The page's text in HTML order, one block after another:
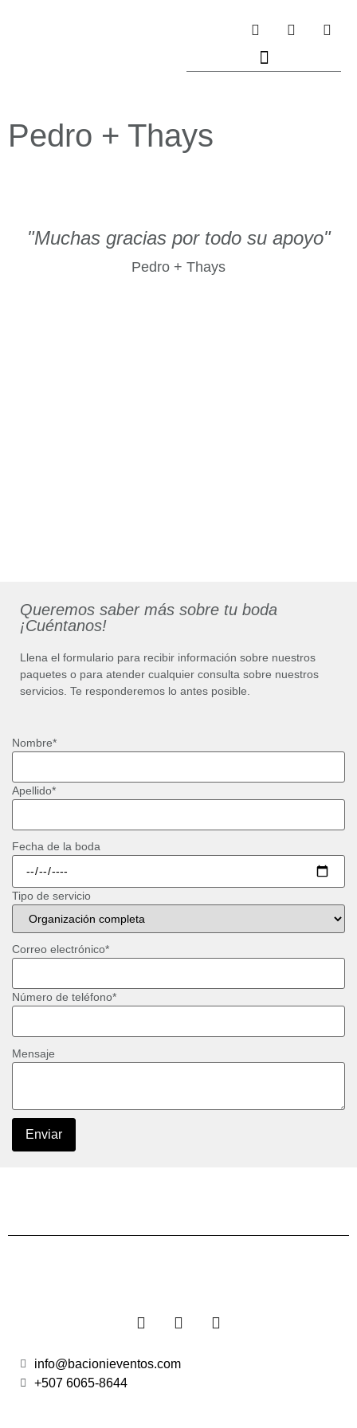
Pedro + Thays
"Muchas gracias por todo su apoyo"
Pedro + Thays
Queremos saber más sobre tu boda
¡Cuéntanos!
Llena el formulario para recibir información sobre nuestros
paquetes o para atender cualquier consulta sobre nuestros
servicios. Te responderemos lo antes posible.
Nombre*
Apellido*
Fecha de la boda
Tipo de servicio
Correo electrónico*
Número de teléfono*
Mensaje
Enviar
info@bacionieventos.com
+507 6065-8644